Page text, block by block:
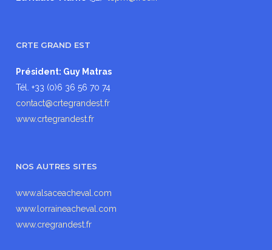
CRTE GRAND EST
Président: Guy Matras
Tél. +33 (0)6 36 56 70 74
contact@crtegrandest.fr
www.crtegrandest.fr
NOS AUTRES SITES
www.alsaceacheval.com
www.lorraineacheval.com
www.cregrandest.fr